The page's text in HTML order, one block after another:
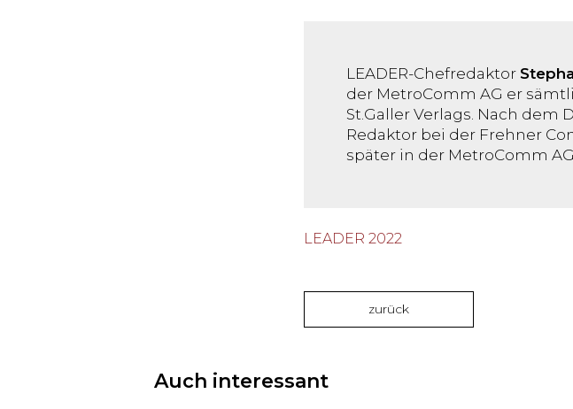
LEADER-Chefredaktor
der MetroComm AG er
St.Galler Verlags. Nach dem
Redaktor bei der Frehner
später in der MetroComm
LEADER 2022
zurück
Auch interessant